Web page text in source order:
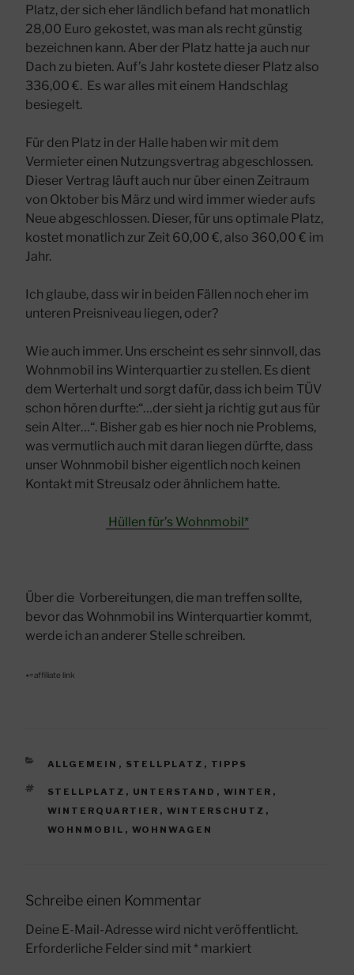
Platz, der sich eher ländlich befand hat monatlich
28,00 Euro gekostet, was man als recht günstig
bezeichnen kann. Aber der Platz hatte ja auch nur
Dach zu bieten. Auf’s Jahr kostete dieser Platz also
336,00 €. Es war alles mit einem Handschlag
besiegelt.
Für den Platz in der Halle haben wir mit dem
Vermieter einen Nutzungsvertrag abgeschlossen.
Dieser Vertrag läuft auch nur über einen Zeitraum
von Oktober bis März und wird immer wieder aufs
Neue abgeschlossen. Dieser, für uns optimale Platz,
kostet monatlich zur Zeit 60,00 €, also 360,00 € im
Jahr.
Ich glaube, dass wir in beiden Fällen noch eher im
unteren Preisniveau liegen, oder?
Wie auch immer. Uns erscheint es sehr sinnvoll, das
Wohnmobil ins Winterquartier zu stellen. Es dient
dem Werterhalt und sorgt dafür, dass ich beim TÜV
schon hören durfte:“…der sieht ja richtig gut aus für
sein Alter…“. Bisher gab es hier noch nie Problems,
was vermutlich auch mit daran liegen dürfte, dass
unser Wohnmobil bisher eigentlich noch keinen
Kontakt mit Streusalz oder ähnlichem hatte.
Hüllen für’s Wohnmobil*
Über die Vorbereitungen, die man treffen sollte,
bevor das Wohnmobil ins Winterquartier kommt,
werde ich an anderer Stelle schreiben.
٭=affiliate link
KATEGORIEN
ALLGEMEIN , STELLPLATZ , TIPPS
SCHLAGWÖRTER
STELLPLATZ , UNTERSTAND , WINTER ,
WINTERQUARTIER , WINTERSCHUTZ ,
WOHNMOBIL , WOHNWAGEN
Schreibe einen Kommentar
Deine E-Mail-Adresse wird nicht veröffentlicht.
Erforderliche Felder sind mit * markiert